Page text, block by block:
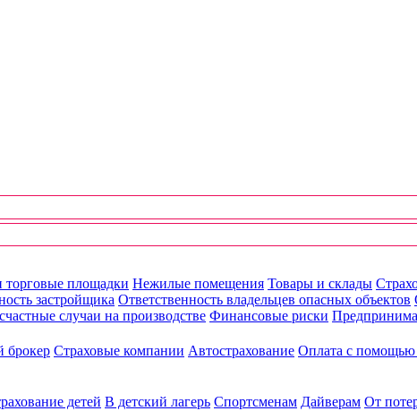
площадки Нежилые помещения Товары и склады
застройщика Ответственность владельцев опасных объектов
случаи на производстве Финансовые риски
брокер Страховые компании Автострахование Оплата с
детей В детский лагерь Спортсменам Дайверам От